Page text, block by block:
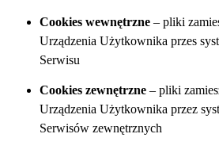
Cookies wewnętrzne – pliki
Urządzenia Użytkownika przes
Serwisu
Cookies zewnętrzne – pliki
Urządzenia Użytkownika przez
Serwisów zewnętrznych